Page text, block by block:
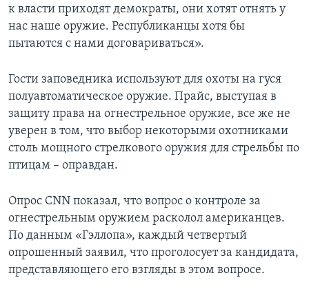
к власти приходят демократы, они хотят отнять у
нас наше оружие. Республиканцы хотя бы
пытаются с нами договариваться».
Гости заповедника используют для охоты на гуся
полуавтоматическое оружие. Прайс, выступая в
защиту права на огнестрельное оружие, все же не
уверен в том, что выбор некоторыми охотниками
столь мощного стрелкового оружия для стрельбы по
птицам – оправдан.
Опрос CNN показал, что вопрос о контроле за
огнестрельным оружием расколол американцев.
По данным «Гэллопа», каждый четвертый
опрошенный заявил, что проголосует за кандидата,
представляющего его взгляды в этом вопросе.